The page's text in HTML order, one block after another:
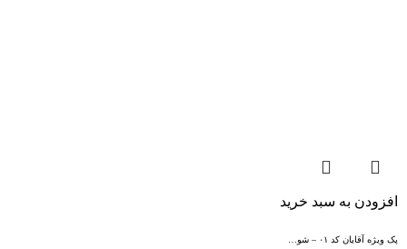
افزودن به سبد خرید
پک ویژه آقایان کد ۰۱ – شو…